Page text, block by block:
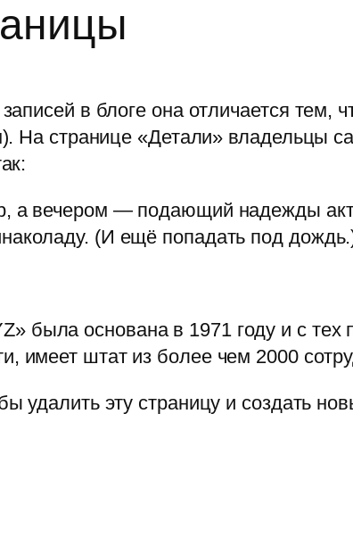
в блоге она отличается тем,
На странице «Детали» владельцы
а вечером — подающий надежды
(И ещё попадать под
была основана в 1971 году и с
имеет штат из более чем 2000
удалить эту страницу и создать